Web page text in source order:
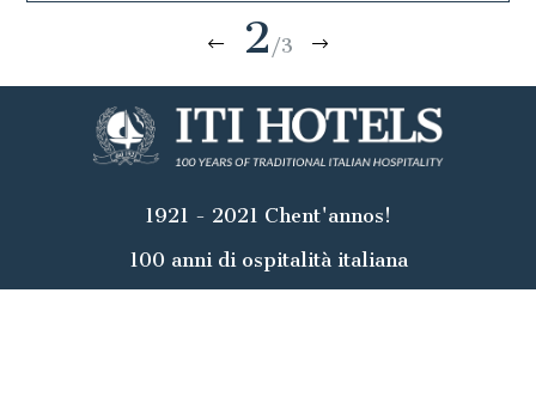
2 /3
1921 - 2021 Chent'annos!
100 anni di ospitalità italiana